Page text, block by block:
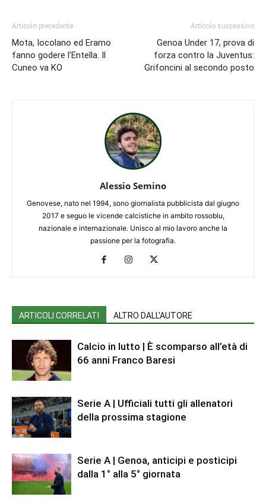
Articolo precedente
Mota, Iocolano ed Eramo
fanno godere l’Entella. Il
Cuneo va KO
Articolo successivo
Genoa Under 17, prova di
forza contro la Juventus:
Grifoncini al secondo posto
Alessio Semino
Genovese, nato nel 1994, sono giornalista pubblicista dal giugno
2017 e seguo le vicende calcistiche in ambito rossoblu,
nazionale e internazionale. Unisco al mio lavoro anche la
passione per la fotografia.
ARTICOLI CORRELATI ALTRO DALL'AUTORE
Calcio in lutto | È scomparso all’età di
66 anni Franco Baresi
Serie A | Ufficiali tutti gli allenatori
della prossima stagione
Serie A | Genoa, anticipi e posticipi
dalla 1° alla 5° giornata